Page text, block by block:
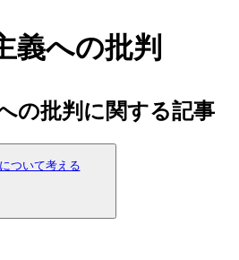
義への批判
の批判に関する記事
ついて考える